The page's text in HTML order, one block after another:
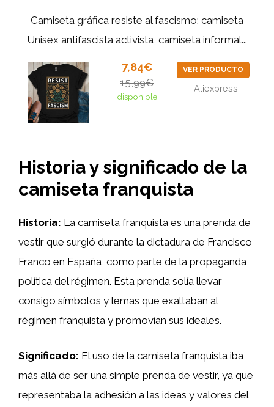
Camiseta gráfica resiste al fascismo: camiseta
Unisex antifascista activista, camiseta informal...
7,84€
15,99€
disponible
VER PRODUCTO
Aliexpress
Historia y significado de la
camiseta franquista
Historia: La camiseta franquista es una prenda de
vestir que surgió durante la dictadura de Francisco
Franco en España, como parte de la propaganda
política del régimen. Esta prenda solía llevar
consigo símbolos y lemas que exaltaban al
régimen franquista y promovían sus ideales.
Significado: El uso de la camiseta franquista iba
más allá de ser una simple prenda de vestir, ya que
representaba la adhesión a las ideas y valores del